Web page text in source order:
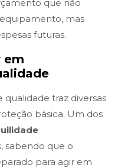
que não
mas
futuras.
em
traz diversas
básica. Um dos
sabendo que o
para agir em